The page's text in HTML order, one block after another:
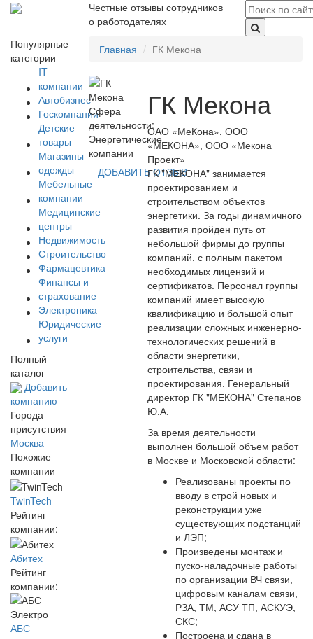
Честные отзывы сотрудников
о работодателях
Популярные
категории
IT
компании
Автобизнес
Госкомпании
Детские
товары
Магазины
одежды
Мебельные
компании
Медицинские
центры
Недвижимость
Строительство
Фармацевтика
Финансы и
страхование
Электроника
Юридические
услуги
Полный
каталог
Добавить
компанию
Города
присутствия
Москва
Похожие
компании
TwinTech
Рейтинг
компании:
Абитех
Рейтинг
компании:
АБС
Главная ГК Мекона
Сфера
деятельности:
Энергетические
компании
ДОБАВИТЬ ОТЗЫВ
ГК Мекона
ОАО «МеКона», ООО
«МЕКОНА», ООО «Мекона
Проект»
ГК "МЕКОНА" занимается
проектированием и
строительством объектов
энергетики. За годы динамичного
развития пройден путь от
небольшой фирмы до группы
компаний, с полным пакетом
необходимых лицензий и
сертификатов. Персонал группы
компаний имеет высокую
квалификацию и большой опыт
реализации сложных инженерно-
технологических решений в
области энергетики,
строительства, связи и
проектирования. Генеральный
директор ГК "МЕКОНА" Степанов
Ю.А.
За время деятельности
выполнен большой объем работ
в Москве и Московской области:
Реализованы проекты по
вводу в строй новых и
реконструкции уже
существующих подстанций
и ЛЭП;
Произведены монтаж и
пуско-наладочные работы
по организации ВЧ связи,
цифровым каналам связи,
РЗА, ТМ, АСУ ТП, АСКУЭ,
СКС;
Построена и сдана в